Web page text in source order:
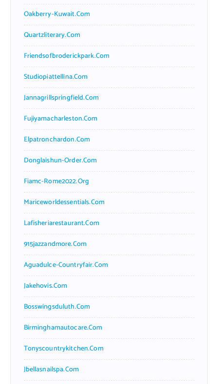
Oakberry-Kuwait.com
Quartzliterary.com
Friendsofbroderickpark.com
Studiopiattellina.com
Jannagrillspringfield.com
Fujiyamacharleston.com
Elpatronchardon.com
Donglaishun-Order.com
Fiamc-Rome2022.org
Mariceworldessentials.com
Lafisheriarestaurant.com
915jazzandmore.com
Aguadulce-Countryfair.com
Jakehovis.com
Bosswingsduluth.com
Birminghamautocare.com
Tonyscountrykitchen.com
Jbellasnailspa.com